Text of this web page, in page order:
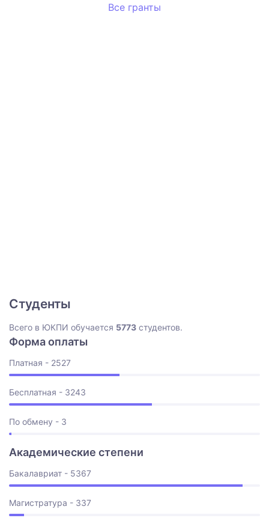
Все гранты
Студенты
Всего в ЮКПИ обучается 5773 студентов.
Форма оплаты
Платная - 2527
Бесплатная - 3243
По обмену - 3
Академические степени
Бакалавриат - 5367
Магистратура - 337